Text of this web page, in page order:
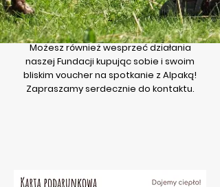
~
Możesz również wesprzeć działania
naszej Fundacji kupując sobie i swoim
bliskim voucher na spotkanie z Alpaką!
Zapraszamy serdecznie do kontaktu.